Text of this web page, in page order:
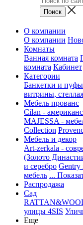
О компании
О компании
Комнаты
Ванная комната
комната Кабинет
Категории
Банкетки и пуфы
витрины,
Мебель прованс
Cilan -
MAJESSA -
Collection
Мебель и декор
Art-zerkala -
(Золото
и серебро Gentry
мебель ...
Распродажа
Сад
улицы 4SIS
Еще